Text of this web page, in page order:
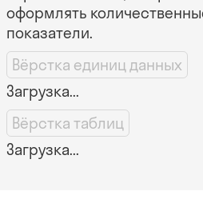
оформлять
показатели.
Вёрстка единиц данных
Загрузка...
Вёрстка таблиц
Загрузка...